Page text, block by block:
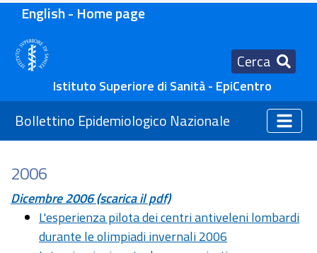
English - Home page
Cerca
Istituto Superiore di Sanità - EpiCentro
Bollettino Epidemiologico Nazionale
2006
Dicembre 2006 (scarica il pdf)
L'esperienza pilota dei centri antiveleni lombardi
durante le olimpiadi invernali 2006